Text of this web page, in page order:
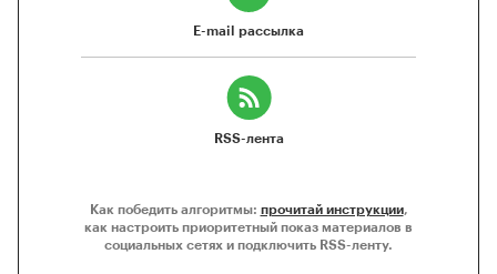
E-mail рассылка
RSS-лента
Как победить алгоритмы: прочитай инструкции,
как настроить приоритетный показ материалов в
социальных сетях и подключить RSS-ленту.